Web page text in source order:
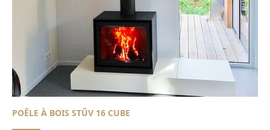
POÊLE À BOIS STÛV 16 CUBE